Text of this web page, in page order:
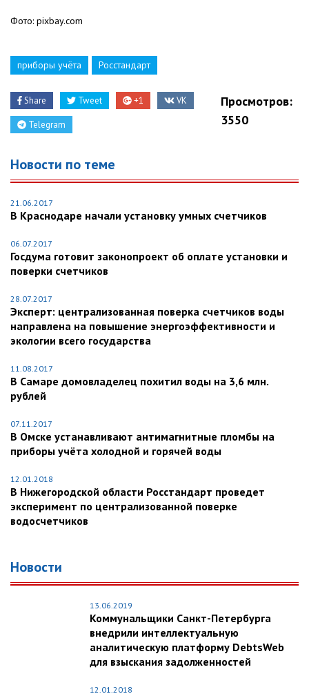
Фото: pixbay.com
приборы учёта Росстандарт
Share Tweet +1 VK
Telegram
Просмотров:
3550
Новости по теме
21.06.2017
В Краснодаре начали установку умных счетчиков
06.07.2017
Госдума готовит законопроект об оплате установки и
поверки счетчиков
28.07.2017
Эксперт: централизованная поверка счетчиков воды
направлена на повышение энергоэффективности и
экологии всего государства
11.08.2017
В Самаре домовладелец похитил воды на 3,6 млн.
рублей
07.11.2017
В Омске устанавливают антимагнитные пломбы на
приборы учёта холодной и горячей воды
12.01.2018
В Нижегородской области Росстандарт проведет
эксперимент по централизованной поверке
водосчетчиков
Новости
13.06.2019
Коммунальщики Санкт-Петербурга
внедрили интеллектуальную
аналитическую платформу DebtsWeb
для взыскания задолженностей
12.01.2018